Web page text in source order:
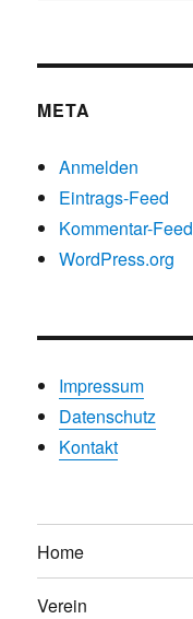
META
Anmelden
Eintrags-Feed
Kommentar-Feed
WordPress.org
Impressum
Datenschutz
Kontakt
Home
Verein